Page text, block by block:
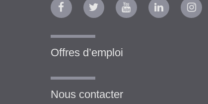
Offres d’emploi
Nous contacter